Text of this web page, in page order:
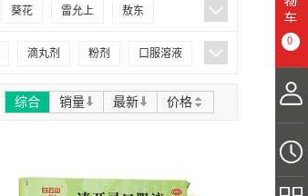
0
葵花 雷允上 敖东
707 九州通 九连山
柏美星 星宝 香雪
新成 玉屏山 白云山明兴
滴丸剂 粉剂 口服溶液
综合 销量 最新 价格